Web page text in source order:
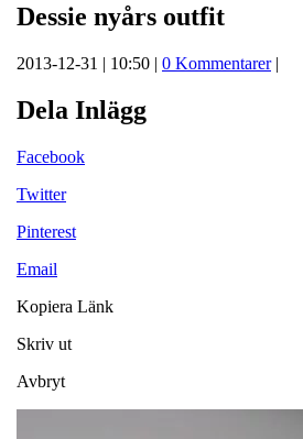
Dessie nyårs outfit
2013-12-31 | 10:50 | 0 Kommentarer|
Dela Inlägg
Facebook
Twitter
Pinterest
Email
Kopiera Länk
Skriv ut
Avbryt